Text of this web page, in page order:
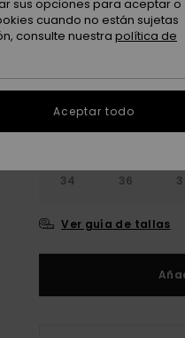
28 29
34 36
Ver guía de tallas
sus opciones para aceptar o
cuando no están sujetas
consulte nuestra política de
Aceptar todo